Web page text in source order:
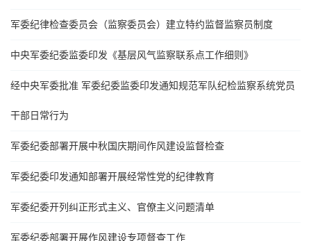
军委纪律检查委员会（监察委员会）建立特约监督监察员制度
中央军委纪委监委印发《基层风气监察联系点工作细则》
经中央军委批准 军委纪委监委印发通知规范军队纪检监察系统党员
干部日常行为
军委纪委部署开展中秋国庆期间作风建设监督检查
军委纪委印发通知部署开展经常性党的纪律教育
军委纪委开列纠正形式主义、官僚主义问题清单
军委纪委部署开展作风建设专项督查工作